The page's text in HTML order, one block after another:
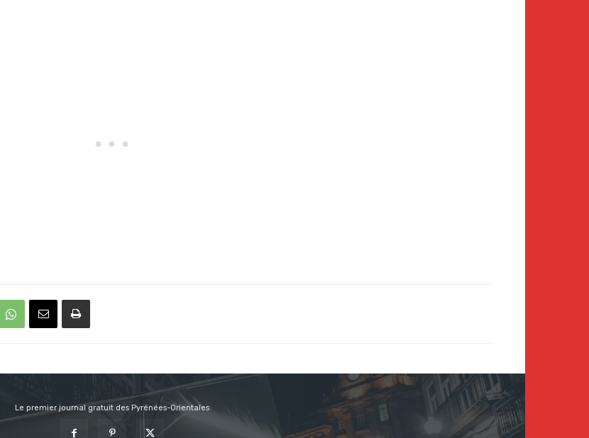
Le premier journal gratuit des Pyrénées-Orientales